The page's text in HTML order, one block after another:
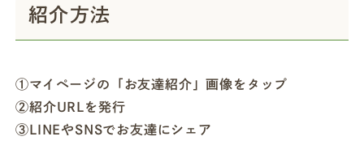
紹介方法
①マイページの「お友達紹介」画像をタップ
②紹介URLを発行
③LINEやSNSでお友達にシェア